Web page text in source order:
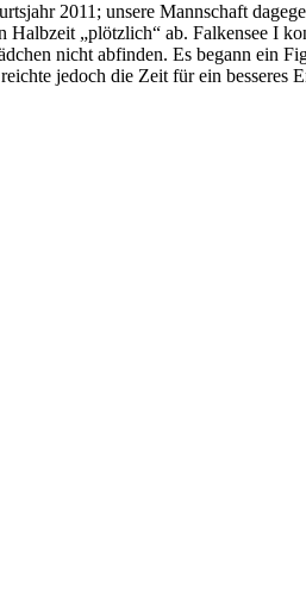
2011; unsere Mannschaft
„plötzlich“ ab. Falkensee I
nicht abfinden. Es begann ein
jedoch die Zeit für ein besseres